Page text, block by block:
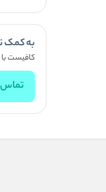
به کمک
کافیست با
تماس